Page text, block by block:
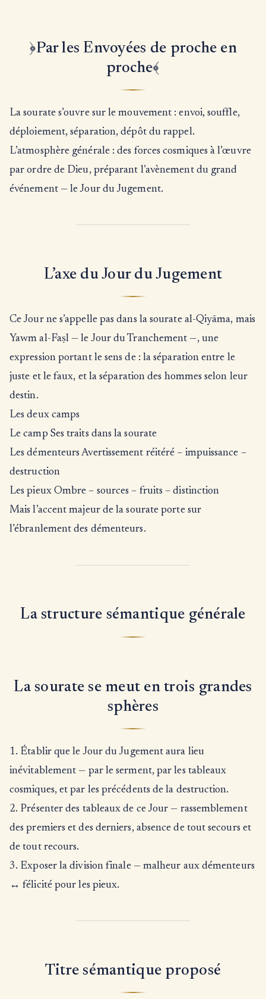
﴿Par les Envoyées de proche en
proche﴾
La sourate s’ouvre sur le mouvement : envoi, souffle,
déploiement, séparation, dépôt du rappel.
L’atmosphère générale : des forces cosmiques à l’œuvre
par ordre de Dieu, préparant l’avènement du grand
événement — le Jour du Jugement.
L’axe du Jour du Jugement
Ce Jour ne s’appelle pas dans la sourate al-Qiyāma, mais
Yawm al-Faṣl — le Jour du Tranchement —, une
expression portant le sens de : la séparation entre le
juste et le faux, et la séparation des hommes selon leur
destin.
Les deux camps
Le camp Ses traits dans la sourate
Les démenteurs Avertissement réitéré – impuissance –
destruction
Les pieux Ombre – sources – fruits – distinction
Mais l’accent majeur de la sourate porte sur
l’ébranlement des démenteurs.
La structure sémantique générale
La sourate se meut en trois grandes
sphères
1. Établir que le Jour du Jugement aura lieu
inévitablement — par le serment, par les tableaux
cosmiques, et par les précédents de la destruction.
2. Présenter des tableaux de ce Jour — rassemblement
des premiers et des derniers, absence de tout secours et
de tout recours.
3. Exposer la division finale — malheur aux démenteurs
↔ félicité pour les pieux.
Titre sémantique proposé